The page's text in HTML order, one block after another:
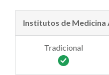
Institutos de Medicina